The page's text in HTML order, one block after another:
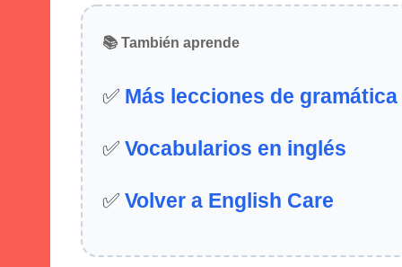
📚 También aprende
✅ Más lecciones de gramática
✅ Vocabularios en inglés
✅ Volver a English Care